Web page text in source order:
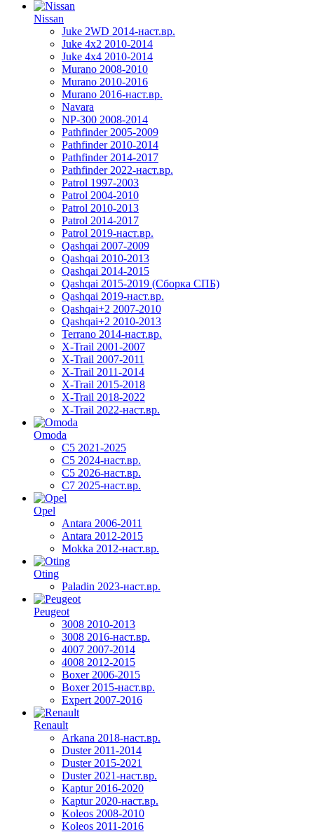
Nissan
Juke 2WD 2014-наст.вр.
Juke 4x2 2010-2014
Juke 4x4 2010-2014
Murano 2008-2010
Murano 2010-2016
Murano 2016-наст.вр.
Navara
NP-300 2008-2014
Pathfinder 2005-2009
Pathfinder 2010-2014
Pathfinder 2014-2017
Pathfinder 2022-наст.вр.
Patrol 1997-2003
Patrol 2004-2010
Patrol 2010-2013
Patrol 2014-2017
Patrol 2019-наст.вр.
Qashqai 2007-2009
Qashqai 2010-2013
Qashqai 2014-2015
Qashqai 2015-2019 (Сборка СПБ)
Qashqai 2019-наст.вр.
Qashqai+2 2007-2010
Qashqai+2 2010-2013
Terrano 2014-наст.вр.
X-Trail 2001-2007
X-Trail 2007-2011
X-Trail 2011-2014
X-Trail 2015-2018
X-Trail 2018-2022
X-Trail 2022-наст.вр.
Omoda
C5 2021-2025
C5 2024-наст.вр.
C5 2026-наст.вр.
C7 2025-наст.вр.
Opel
Antara 2006-2011
Antara 2012-2015
Mokka 2012-наст.вр.
Oting
Paladin 2023-наст.вр.
Peugeot
3008 2010-2013
3008 2016-наст.вр.
4007 2007-2014
4008 2012-2015
Boxer 2006-2015
Boxer 2015-наст.вр.
Expert 2007-2016
Renault
Arkana 2018-наст.вр.
Duster 2011-2014
Duster 2015-2021
Duster 2021-наст.вр.
Kaptur 2016-2020
Kaptur 2020-наст.вр.
Koleos 2008-2010
Koleos 2011-2016